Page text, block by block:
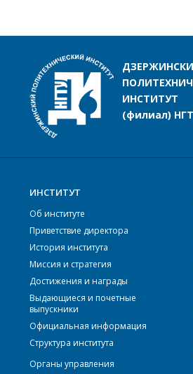
ИНСТИТУТ
(филиал)
ИНСТИТУТ
Об институте
Приветствие директора
История института
Миссия и стратегия
Достижения и награды
Выдающиеся и почетные
выпускники
Официальная информация
Структура института
Органы управления